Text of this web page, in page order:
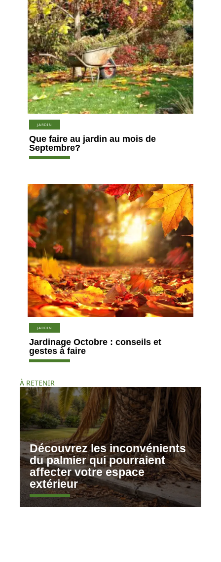
JARDIN
Que faire au jardin au mois de
Septembre?
JARDIN
Jardinage Octobre : conseils et
gestes à faire
À RETENIR
Découvrez les inconvénients
du palmier qui pourraient
affecter votre espace
extérieur